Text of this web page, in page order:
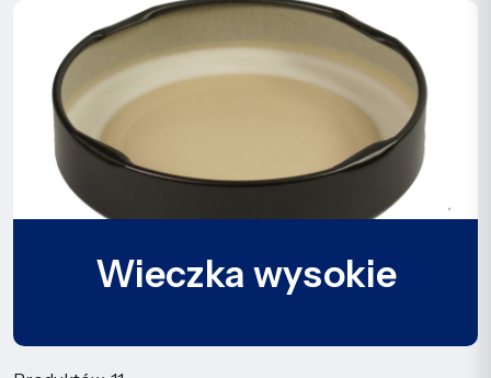
Wieczka wysokie